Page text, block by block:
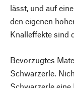
lässt, und auf
den eigenen
Knalleffekte sind
Bevorzugtes
Schwarzerle.